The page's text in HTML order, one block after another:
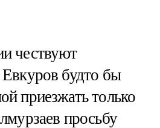
чествуют
будто бы
приезжать только
просьбу